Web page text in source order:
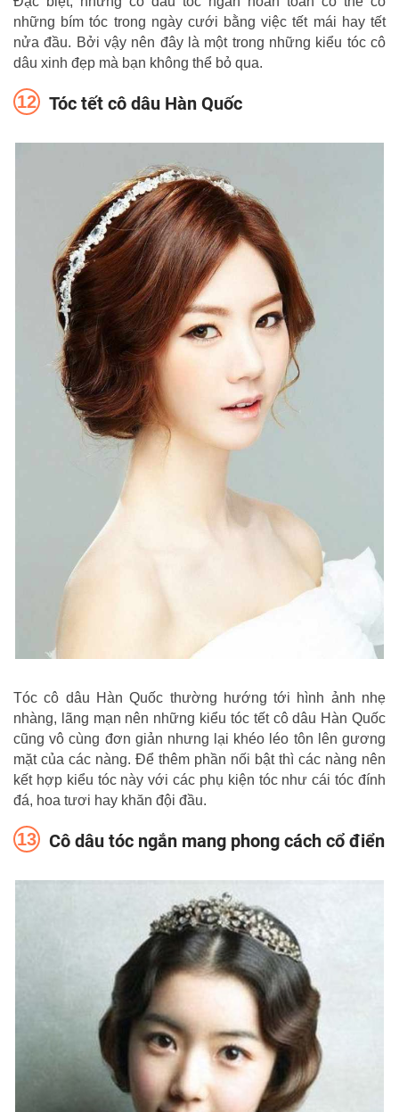
những bím tóc trong ngày cưới bằng việc tết mái hay tết
nửa đầu. Bởi vậy nên đây là một trong những kiểu tóc cô
dâu xinh đẹp mà bạn không thể bỏ qua.
Tóc tết cô dâu Hàn Quốc
Tóc cô dâu Hàn Quốc thường hướng tới hình ảnh nhẹ
nhàng, lãng mạn nên những kiểu tóc tết cô dâu Hàn Quốc
cũng vô cùng đơn giản nhưng lại khéo léo tôn lên gương
mặt của các nàng. Để thêm phần nối bật thì các nàng nên
kết hợp kiểu tóc này với các phụ kiện tóc như cái tóc đính
đá, hoa tươi hay khăn đội đầu.
Cô dâu tóc ngắn mang phong cách cổ điển